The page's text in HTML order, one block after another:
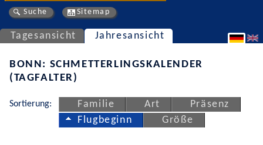
Suche Sitemap
Tagesansicht Jahresansicht
BONN: SCHMETTERLINGSKALENDER
(TAGFALTER)
Sortierung: Familie Art
Präsenz
Flugbeginn
Größe